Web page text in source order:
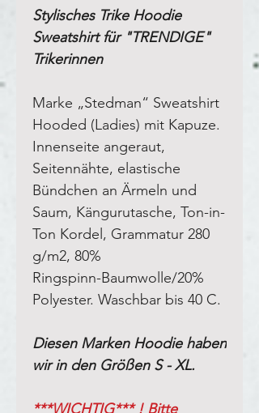
Stylisches Trike Hoodie
Sweatshirt für "TRENDIGE"
Trikerinnen
Marke „Stedman“ Sweatshirt
Hooded (Ladies) mit Kapuze.
Innenseite angeraut,
Seitennähte, elastische
Bündchen an Ärmeln und
Saum, Kängurutasche, Ton-in-
Ton Kordel, Grammatur 280
g/m2, 80%
Ringspinn-Baumwolle/20%
Polyester. Waschbar bis 40 C.
Diesen Marken Hoodie haben
wir in den Größen S - XL.
***WICHTIG*** ! Bitte